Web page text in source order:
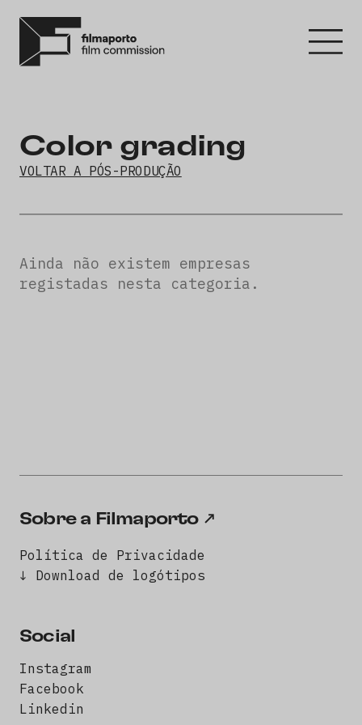
Color grading
VOLTAR A PÓS-PRODUÇÃO
Ainda não existem empresas
registadas nesta categoria.
Sobre a Filmaporto
Política de Privacidade
↓ Download de logótipos
Social
Instagram
Facebook
Linkedin